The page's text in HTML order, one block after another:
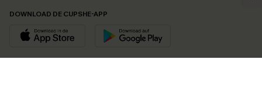
DOWNLOAD DE CUPSHE-APP